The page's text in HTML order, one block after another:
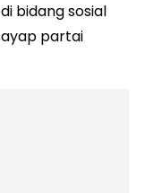
bidang sosial
partai